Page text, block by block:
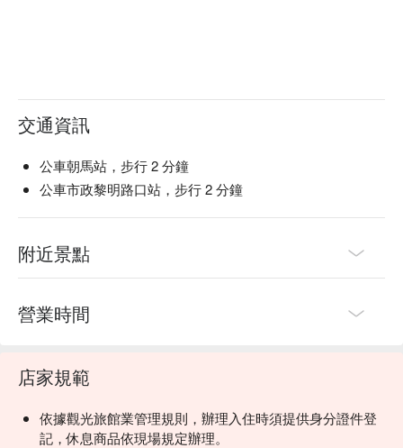
交通資訊
公車朝馬站，步行 2 分鐘
公車市政黎明路口站，步行 2 分鐘
附近景點
營業時間
店家規範
依據觀光旅館業管理規則，辦理入住時須提供身分證件登
記，休息商品依現場規定辦理。